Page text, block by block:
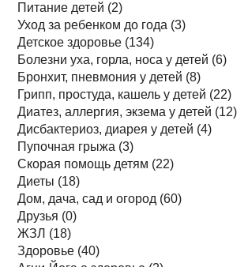
Питание детей (2)
Уход за ребенком до года (3)
Детское здоровье (134)
Болезни уха, горла, носа у детей (6)
Бронхит, пневмония у детей (8)
Грипп, простуда, кашель у детей (22)
Диатез, аллергия, экзема у детей (12)
Дисбактериоз, диарея у детей (4)
Пупочная грыжа (3)
Скорая помощь детям (22)
Диеты (18)
Дом, дача, сад и огород (60)
Друзья (0)
ЖЗЛ (18)
Здоровье (40)